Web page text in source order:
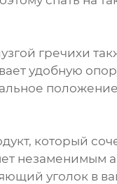
гречихи
удобную
который
незаменимым
уголок в